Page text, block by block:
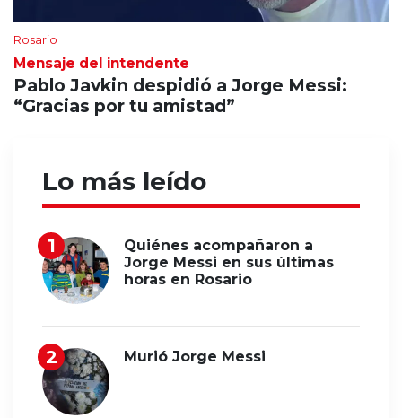
Rosario
Mensaje del intendente
Pablo Javkin despidió a Jorge Messi:
“Gracias por tu amistad”
Lo más leído
Quiénes acompañaron a
Jorge Messi en sus últimas
horas en Rosario
Murió Jorge Messi